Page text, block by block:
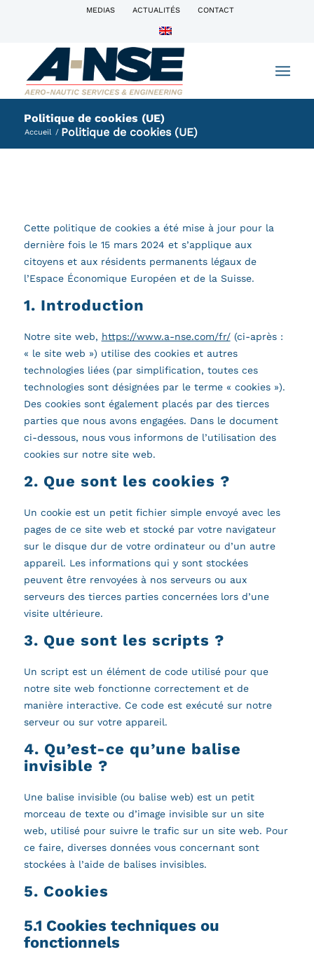
MEDIAS ACTUALITÉS CONTACT
Politique de cookies (UE)
Accueil / Politique de cookies (UE)
Cette politique de cookies a été mise à jour pour la
dernière fois le 15 mars 2024 et s’applique aux
citoyens et aux résidents permanents légaux de
l’Espace Économique Européen et de la Suisse.
1. Introduction
Notre site web, https://www.a-nse.com/fr/(ci-après :
« le site web ») utilise des cookies et autres
technologies liées (par simplification, toutes ces
technologies sont désignées par le terme « cookies »).
Des cookies sont également placés par des tierces
parties que nous avons engagées. Dans le document
ci-dessous, nous vous informons de l’utilisation des
cookies sur notre site web.
2. Que sont les cookies ?
Un cookie est un petit fichier simple envoyé avec les
pages de ce site web et stocké par votre navigateur
sur le disque dur de votre ordinateur ou d’un autre
appareil. Les informations qui y sont stockées
peuvent être renvoyées à nos serveurs ou aux
serveurs des tierces parties concernées lors d’une
visite ultérieure.
3. Que sont les scripts ?
Un script est un élément de code utilisé pour que
notre site web fonctionne correctement et de
manière interactive. Ce code est exécuté sur notre
serveur ou sur votre appareil.
4. Qu’est-ce qu’une balise
invisible ?
Une balise invisible (ou balise web) est un petit
morceau de texte ou d’image invisible sur un site
web, utilisé pour suivre le trafic sur un site web. Pour
ce faire, diverses données vous concernant sont
stockées à l’aide de balises invisibles.
5. Cookies
5.1 Cookies techniques ou
fonctionnels